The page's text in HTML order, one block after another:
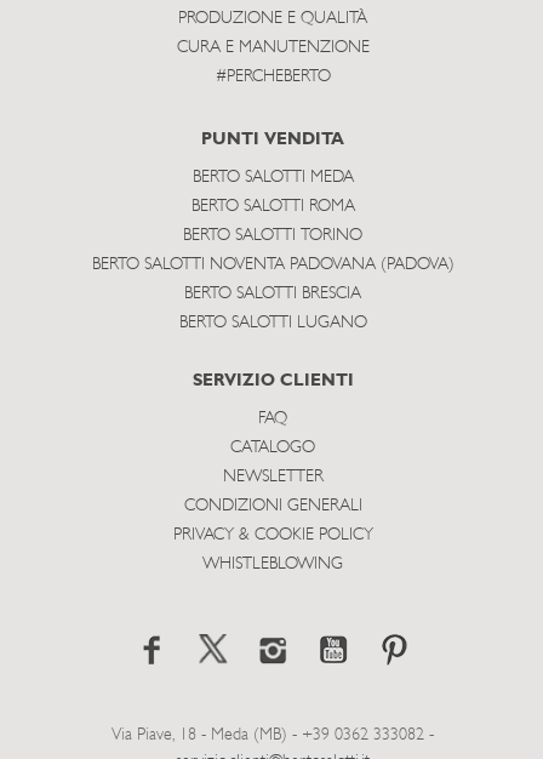
PRODUZIONE E QUALITÀ
CURA E MANUTENZIONE
#PERCHEBERTO
PUNTI VENDITA
BERTO SALOTTI MEDA
BERTO SALOTTI ROMA
BERTO SALOTTI TORINO
BERTO SALOTTI NOVENTA PADOVANA (PADOVA)
BERTO SALOTTI BRESCIA
BERTO SALOTTI LUGANO
SERVIZIO CLIENTI
FAQ
CATALOGO
NEWSLETTER
CONDIZIONI GENERALI
PRIVACY & COOKIE POLICY
WHISTLEBLOWING
Via Piave, 18 - Meda (MB) - +39 0362 333082 -